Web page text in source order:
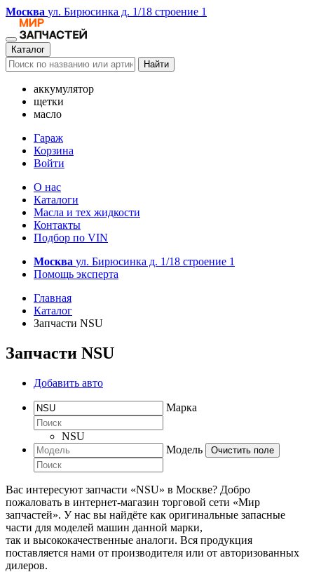
Москва ул. Бирюсинка д. 1/18 строение 1
Каталог
Найти
аккумулятор
щетки
масло
Гараж
Корзина
Войти
О нас
Каталоги
Масла и тех жидкости
Контакты
Подбор по VIN
Москва ул. Бирюсинка д. 1/18 строение 1
Помощь эксперта
Главная
Каталог
Запчасти NSU
Запчасти NSU
Добавить авто
Марка
NSU
Модель
Очистить поле
Вас интересуют запчасти «NSU» в Москве? Добро
пожаловать в интернет-магазин торговой сети «Мир
запчастей». У нас вы найдёте как оригинальные запасные
части для моделей машин данной марки,
так и высококачественные аналоги. Вся продукция
поставляется нами от производителя или от авторизованных
дилеров.